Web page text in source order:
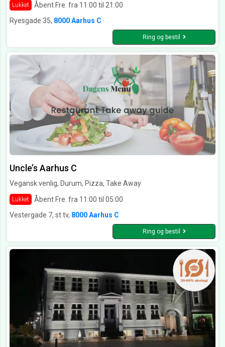
Lukket
Åbent Fre. fra 11:00 til 21:00
Ryesgade 35, 8000 Aarhus C
Ring og bestil
Uncle’s Aarhus C
Vegansk venlig, Durum, Pizza, Take Away
Lukket
Åbent Fre. fra 11:00 til 05:00
Vestergade 7, st tv, 8000 Aarhus C
Ring og bestil